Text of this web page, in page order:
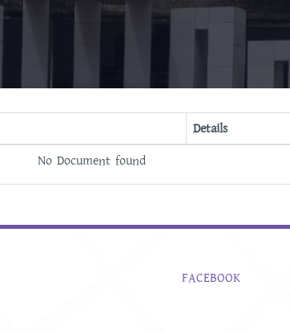
Details
No Document found
FACEBOOK